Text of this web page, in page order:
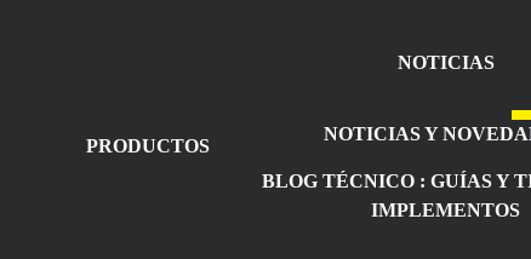
PRODUCTOS
NOTICIAS
NOTICIAS Y
BLOG TÉCNICO : GUÍAS Y
IMPLEMENTOS